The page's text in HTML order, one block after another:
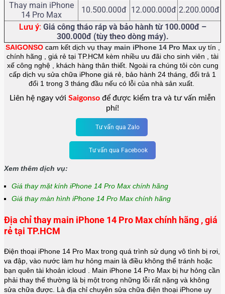
Thay main iPhone
14 Pro Max
10.500.000đ 12.000.000đ 2.200.000đ
Lưu ý: Giá công tháo ráp và bảo hành từ 100.000đ –
300.000đ (tùy theo dòng máy).
SAIGONSO cam kết dịch vụ thay main iPhone 14 Pro Max uy tín ,
chính hãng , giá rẻ tại TP.HCM kèm nhiều ưu đãi cho sinh viên , tài
xế công nghệ , khách hàng thân thiết. Ngoài ra chúng tôi còn cung
cấp dịch vụ sửa chữa iPhone giá rẻ, bảo hành 24 tháng, đổi trả 1
đổi 1 trong 3 tháng đầu nếu có lỗi của nhà sản xuất.
Liên hệ ngay với Saigonso để được kiểm tra và tư vấn miễn
phí!
Tư vấn qua Zalo
Tư vấn qua Facebook
Xem thêm dịch vụ:
Giá thay mặt kính iPhone 14 Pro Max chính hãng
Giá thay màn hình iPhone 14 Pro Max chính hãng
Địa chỉ thay main iPhone 14 Pro Max chính hãng , giá
rẻ tại TP.HCM
Điện thoại iPhone 14 Pro Max trong quá trình sử dụng vô tình bị rơi,
va đập, vào nước làm hư hỏng main là điều không thể tránh hoặc
bạn quên tài khoản icloud . Main iPhone 14 Pro Max bị hư hỏng cần
phải thay thế thường là bị một trong những lỗi rất nặng và không
sửa chữa được. Là địa chỉ chuyên sửa chữa điện thoại iPhone uy